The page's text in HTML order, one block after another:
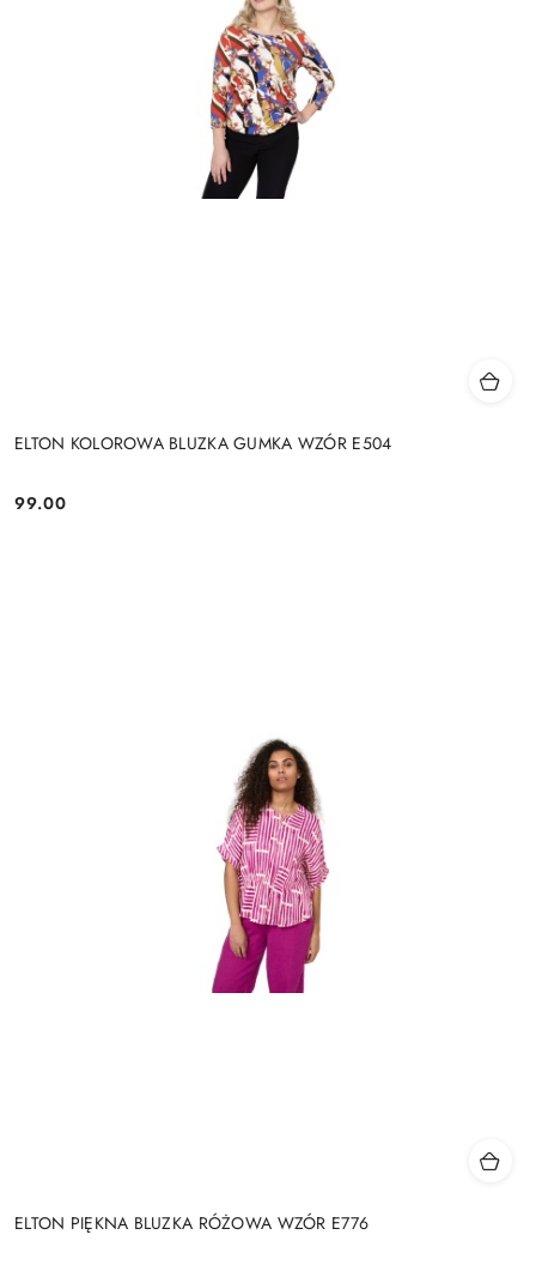
ELTON KOLOROWA BLUZKA GUMKA WZÓR E504
Cena:
99.00
ELTON PIĘKNA BLUZKA RÓŻOWA WZÓR E776